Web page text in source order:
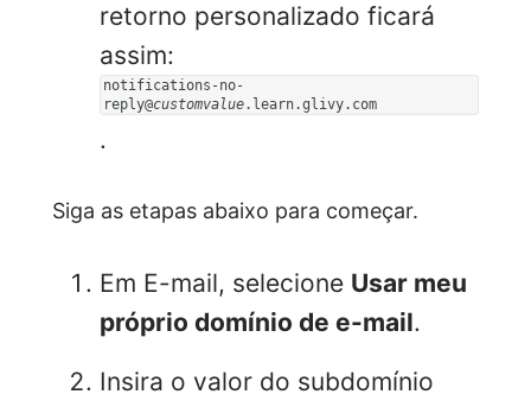
retorno personalizado ficará
assim:
notifications-no-
reply@customvalue.learn.glivy.com
.
Siga as etapas abaixo para começar.
Em E-mail, selecione Usar meu
próprio domínio de e-mail.
Insira o valor do subdomínio